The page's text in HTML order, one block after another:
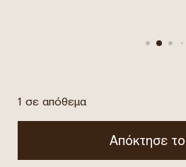
1 σε απόθεμα
Απόκτησε το